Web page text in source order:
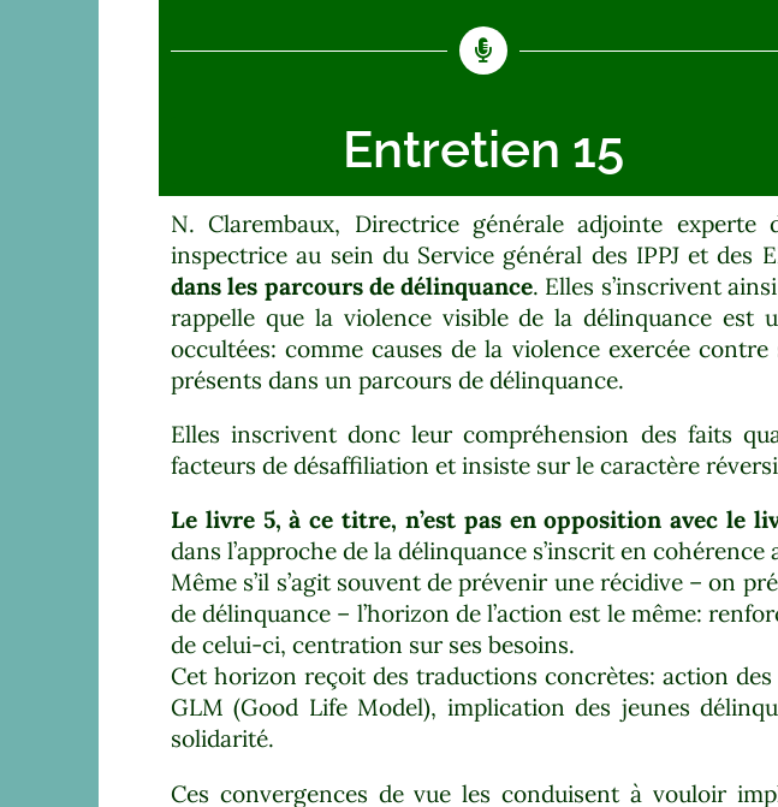
Entretien 15
N. Clarembaux, Directrice générale adjointe
inspectrice au sein du Service général des IPPJ et des
dans les parcours de délinquance. Elles s’inscrivent
rappelle que la violence visible de la délinquance est
occultées: comme causes de la violence exercée
présents dans un parcours de délinquance.
Elles inscrivent donc leur compréhension des faits
facteurs de désaffiliation et insiste sur le caractère
Le livre 5, à ce titre, n’est pas en opposition avec le
dans l’approche de la délinquance s’inscrit en
Même s’il s’agit souvent de prévenir une récidive – on
de délinquance – l’horizon de l’action est le même:
de celui-ci, centration sur ses besoins.
Cet horizon reçoit des traductions concrètes: action des
GLM (Good Life Model), implication des jeunes
solidarité.
Ces convergences de vue les conduisent à vouloir